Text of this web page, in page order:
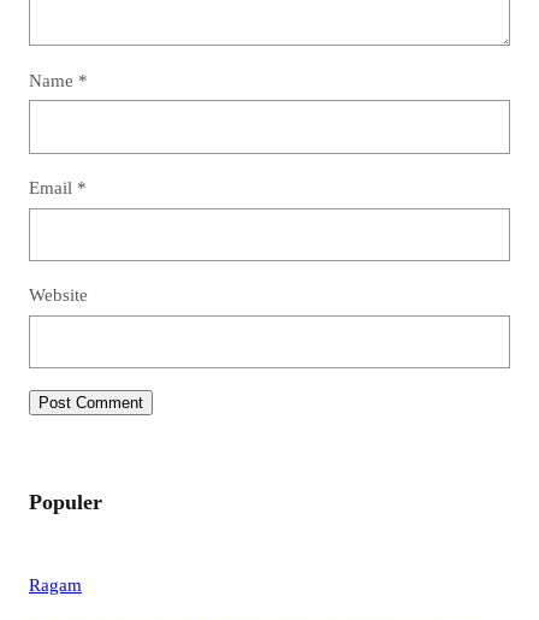
Name *
Email *
Website
Populer
Ragam